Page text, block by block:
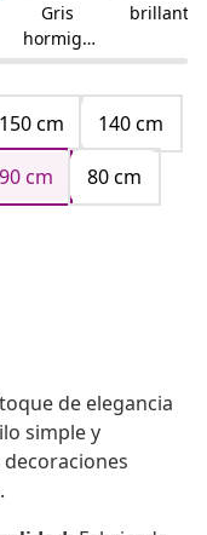
Gris
hormigó
n
brillante
150 cm
140 cm
90 cm
80 cm
de elegancia
simple y